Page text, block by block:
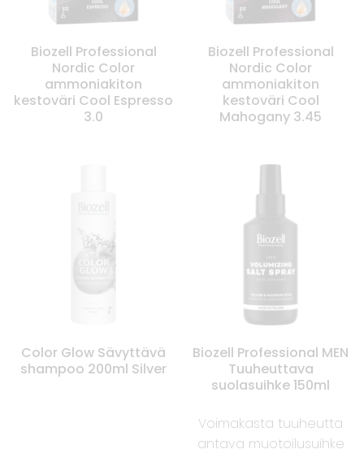
Biozell Professional
Nordic Color
ammoniakiton
kestoväri Cool Espresso
3.0
Biozell Professional
Nordic Color
ammoniakiton
kestoväri Cool
Mahogany 3.45
Color Glow Sävyttävä
shampoo 200ml Silver
Biozell Professional MEN
Tuuheuttava
suolasuihke 150ml
Voimakasta tuuheutta
antava muotoilusuihke